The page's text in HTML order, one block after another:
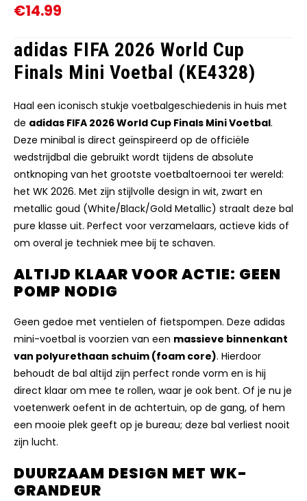
€14.99
adidas FIFA 2026 World Cup
Finals Mini Voetbal (KE4328)
Haal een iconisch stukje voetbalgeschiedenis in huis met
de adidas FIFA 2026 World Cup Finals Mini Voetbal.
Deze minibal is direct geïnspireerd op de officiële
wedstrijdbal die gebruikt wordt tijdens de absolute
ontknoping van het grootste voetbaltoernooi ter wereld:
het WK 2026. Met zijn stijlvolle design in wit, zwart en
metallic goud (White/Black/Gold Metallic) straalt deze bal
pure klasse uit. Perfect voor verzamelaars, actieve kids of
om overal je techniek mee bij te schaven.
ALTIJD KLAAR VOOR ACTIE: GEEN
POMP NODIG
Geen gedoe met ventielen of fietspompen. Deze adidas
mini-voetbal is voorzien van een massieve binnenkant
van polyurethaan schuim (foam core). Hierdoor
behoudt de bal altijd zijn perfect ronde vorm en is hij
direct klaar om mee te rollen, waar je ook bent. Of je nu je
voetenwerk oefent in de achtertuin, op de gang, of hem
een mooie plek geeft op je bureau; deze bal verliest nooit
zijn lucht.
DUURZAAM DESIGN MET WK-
GRANDEUR